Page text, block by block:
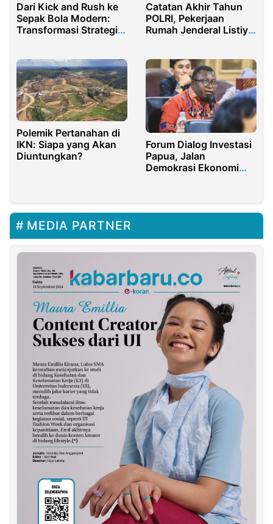
Dari Kick and Rush ke
Sepak Bola Modern:
Transformasi Strategi
Catatan Akhir Tahun
POLRI, Pekerjaan
Rumah Jenderal Listiyo
Polemik Pertanahan di
IKN: Siapa yang Akan
Diuntungkan?
Forum Dialog Investasi
Papua, Jalan
Demokrasi Ekonomi
MEDIA PARTNER